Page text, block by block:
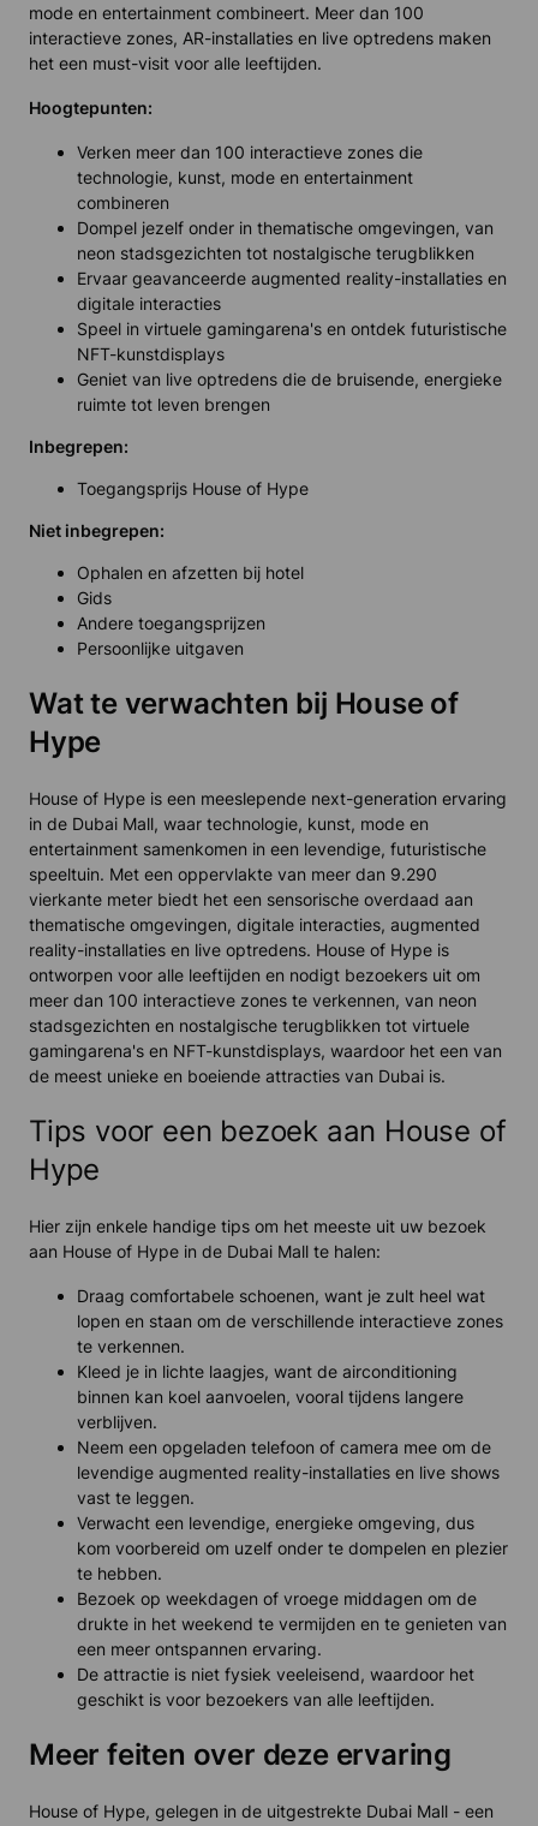
mode en entertainment combineert. Meer dan 100
interactieve zones, AR-installaties en live optredens maken
het een must-visit voor alle leeftijden.
Hoogtepunten:
Verken meer dan 100 interactieve zones die
technologie, kunst, mode en entertainment
combineren
Dompel jezelf onder in thematische omgevingen, van
neon stadsgezichten tot nostalgische terugblikken
Ervaar geavanceerde augmented reality-installaties en
digitale interacties
Speel in virtuele gamingarena's en ontdek futuristische
NFT-kunstdisplays
Geniet van live optredens die de bruisende, energieke
ruimte tot leven brengen
Inbegrepen:
Toegangsprijs House of Hype
Niet inbegrepen:
Ophalen en afzetten bij hotel
Gids
Andere toegangsprijzen
Persoonlijke uitgaven
Wat te verwachten bij House of
Hype
House of Hype is een meeslepende next-generation ervaring
in de Dubai Mall, waar technologie, kunst, mode en
entertainment samenkomen in een levendige, futuristische
speeltuin. Met een oppervlakte van meer dan 9.290
vierkante meter biedt het een sensorische overdaad aan
thematische omgevingen, digitale interacties, augmented
reality-installaties en live optredens. House of Hype is
ontworpen voor alle leeftijden en nodigt bezoekers uit om
meer dan 100 interactieve zones te verkennen, van neon
stadsgezichten en nostalgische terugblikken tot virtuele
gamingarena's en NFT-kunstdisplays, waardoor het een van
de meest unieke en boeiende attracties van Dubai is.
Tips voor een bezoek aan House of
Hype
Hier zijn enkele handige tips om het meeste uit uw bezoek
aan House of Hype in de Dubai Mall te halen:
Draag comfortabele schoenen, want je zult heel wat
lopen en staan om de verschillende interactieve zones
te verkennen.
Kleed je in lichte laagjes, want de airconditioning
binnen kan koel aanvoelen, vooral tijdens langere
verblijven.
Neem een opgeladen telefoon of camera mee om de
levendige augmented reality-installaties en live shows
vast te leggen.
Verwacht een levendige, energieke omgeving, dus
kom voorbereid om uzelf onder te dompelen en plezier
te hebben.
Bezoek op weekdagen of vroege middagen om de
drukte in het weekend te vermijden en te genieten van
een meer ontspannen ervaring.
De attractie is niet fysiek veeleisend, waardoor het
geschikt is voor bezoekers van alle leeftijden.
Meer feiten over deze ervaring
House of Hype, gelegen in de uitgestrekte Dubai Mall - een